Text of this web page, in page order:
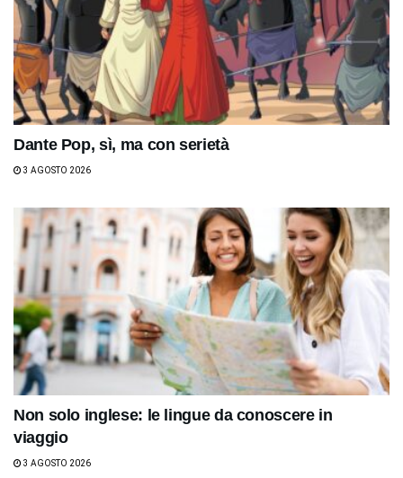
Dante Pop, sì, ma con serietà
3 AGOSTO 2026
Non solo inglese: le lingue da conoscere in
viaggio
3 AGOSTO 2026